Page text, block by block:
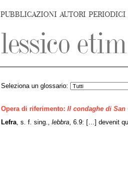
PUBBLICAZIONI AUTORI PERIODICI
Seleziona un glossario:
Opera di riferimento: Il condaghe di San
Lefra , s. f. sing., lebbra , 6.9: […] devenit